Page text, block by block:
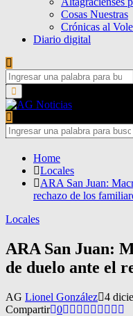
Cosas Nuestras
Crónicas al
Diario digital
Search
for:Primary
Menu
Search
for:
Home
Locales
ARA San Juan:
rechazo de los
Locales
ARA San Juan:
de duelo ante el
AG Lionel González 4
Compartir 0